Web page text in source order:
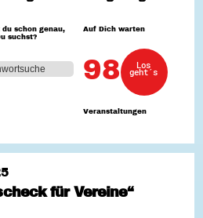
uns dein Ehrenamt
| Trikotwettbewerb
| 80 Jahre Hessen - Engagement
Projekte
dein Ehrenamt
Card Hessen
Lotsen
du schon genau,
suchst?
Auf Dich warten
98
Veranstaltungen
Los
geht´s
für Vereine“